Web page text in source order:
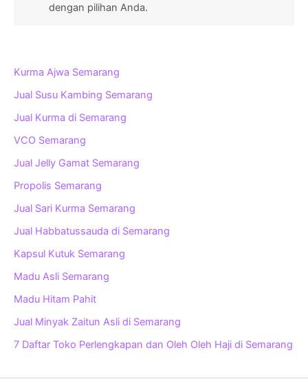
dengan pilihan Anda.
Kurma Ajwa Semarang
Jual Susu Kambing Semarang
Jual Kurma di Semarang
VCO Semarang
Jual Jelly Gamat Semarang
Propolis Semarang
Jual Sari Kurma Semarang
Jual Habbatussauda di Semarang
Kapsul Kutuk Semarang
Madu Asli Semarang
Madu Hitam Pahit
Jual Minyak Zaitun Asli di Semarang
7 Daftar Toko Perlengkapan dan Oleh Oleh Haji di Semarang